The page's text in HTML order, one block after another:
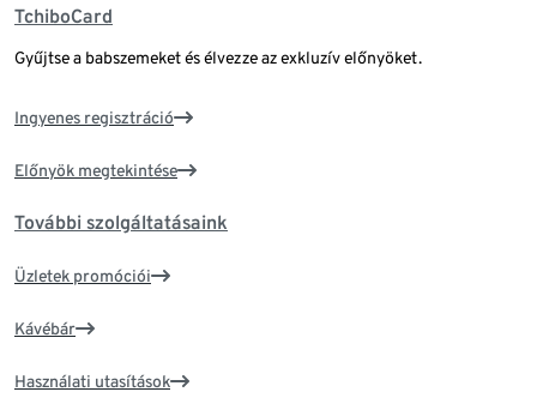
TchiboCard
Gyűjtse a babszemeket és élvezze az exkluzív előnyöket.
Ingyenes regisztráció
Előnyök megtekintése
További szolgáltatásaink
Üzletek promóciói
Kávébár
Használati utasítások